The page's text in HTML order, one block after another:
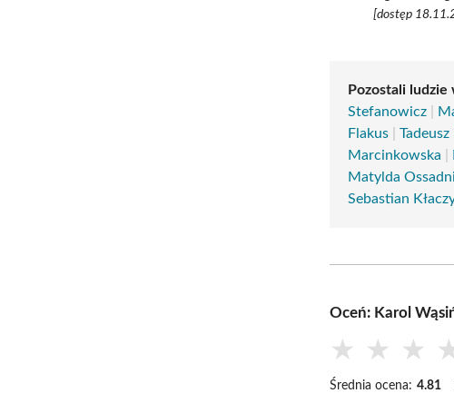
[dostęp
Pozostali
Stefanowicz
Flakus |
Marcinkowska
Matylda
Sebastian
Oceń: Karol
★ ★ ★
Średnia ocena: 4.81